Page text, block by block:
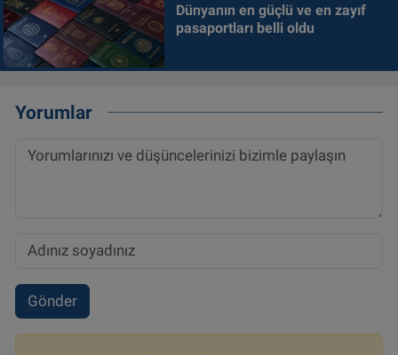
Dünyanın en güçlü ve en zayıf
pasaportları belli oldu
Yorumlar
Gönder